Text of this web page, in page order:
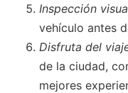
Inspección
vehículo antes
Disfruta del
de la ciudad,
mejores